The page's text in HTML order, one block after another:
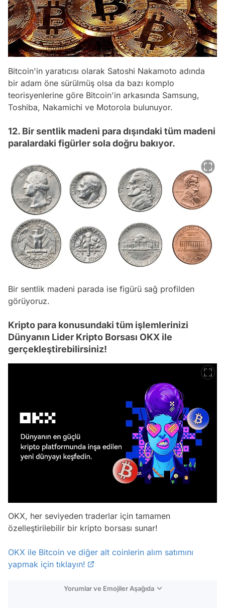
Bitcoin'in yaratıcısı olarak Satoshi Nakamoto adında
bir adam öne sürülmüş olsa da bazı komplo
teorisyenlerine göre Bitcoin'in arkasında Samsung,
Toshiba, Nakamichi ve Motorola bulunuyor.
12. Bir sentlik madeni para dışındaki tüm madeni
paralardaki figürler sola doğru bakıyor.
Bir sentlik madeni parada ise figürü sağ profilden
görüyoruz.
Kripto para konusundaki tüm işlemlerinizi
Dünyanın Lider Kripto Borsası OKX ile
gerçekleştirebilirsiniz!
OKX, her seviyeden traderlar için tamamen
özelleştirilebilir bir kripto borsası sunar!
OKX ile Bitcoin ve diğer alt coinlerin alım satımını
yapmak için tıklayın!
Yorumlar ve Emojiler Aşağıda